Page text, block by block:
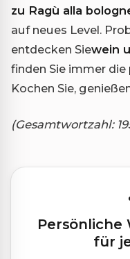
zu Ragù alla
auf neues Level.
entdecken Siewein
finden Sie immer die
Kochen Sie,
(Gesamtwortzahl:
Persönliche
für